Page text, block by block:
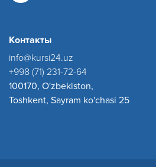
Контакты
info@kursi24.uz
+998 (71) 231-72-64
100170, O'zbekiston,
Toshkent, Sayram ko'chasi 25